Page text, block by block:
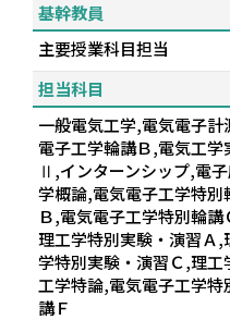
基幹教員
主要授業科目担当
担当科目
一般電気工学,電気電子
電子工学輪講Ｂ,電気工
Ⅱ,インターンシップ,電
学概論,電気電子工学特
Ｂ,電気電子工学特別輪
理工学特別実験・演習Ａ
学特別実験・演習Ｃ,理
工学特論,電気電子工学
講Ｆ